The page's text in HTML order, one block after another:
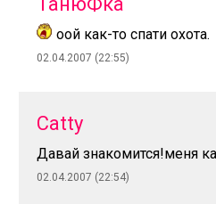
оой как-то спати охота.
02.04.2007 (22:55)
Catty
Давай знакомится!меня
02.04.2007 (22:54)